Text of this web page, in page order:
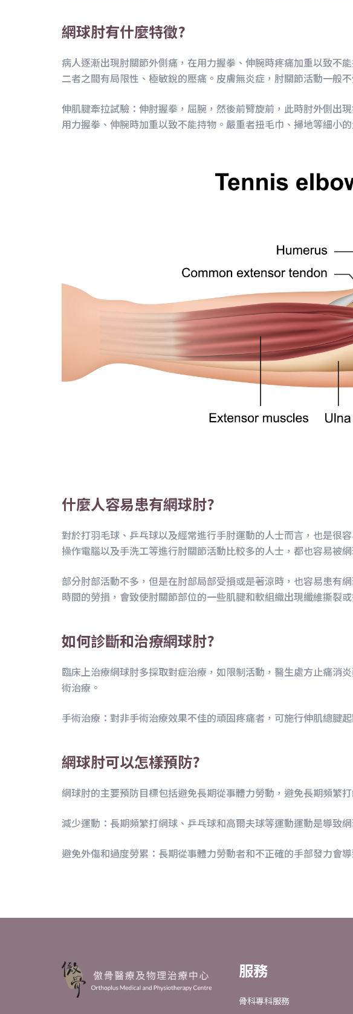
網球肘有什麼特徵?
病人逐漸出現肘關節外側痛，在用力握拳、伸腕時疼痛加重以致不
二者之間有局限性、極敏銳的壓痛。皮膚無炎症，肘關節活動一般不
伸肌腱牽拉試驗：伸肘握拳，屈腕，然後前臂旋前，此時肘外側出
用力握拳、伸腕時加重以致不能持物。嚴重者扭毛巾、掃地等細小
什麼人容易患有網球肘?
對於打羽毛球、乒乓球以及經常進行手肘運動的人士而言，也是很
操作電腦以及手洗工等進行肘關節活動比較多的人士，都也容易被
部分肘部活動不多，但是在肘部局部受損或是著涼時，也容易患有
時間的勞損，會致使肘關節部位的一些肌腱和軟組織出現纖維撕裂
如何診斷和治療網球肘?
臨床上治療網球肘多採取對症治療，如限制活動，醫生處方止痛消
術治療。
手術治療：對非手術治療效果不佳的頑固疼痛者，可施行伸肌總腱
網球肘可以怎樣預防?
網球肘的主要預防目標包括避免長期從事體力勞動，避免長期頻繁
減少運動：長期頻繁打網球、乒乓球和高爾夫球等運動運動是導致
避免外傷和過度勞累：長期從事體力勞動者和不正確的手部發力會
服務
骨科專科服務